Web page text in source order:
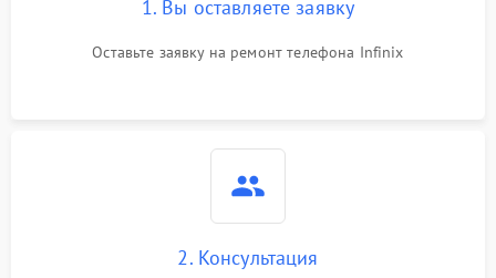
1. Вы оставляете заявку
Оставьте заявку на ремонт телефона Infinix
2. Консультация